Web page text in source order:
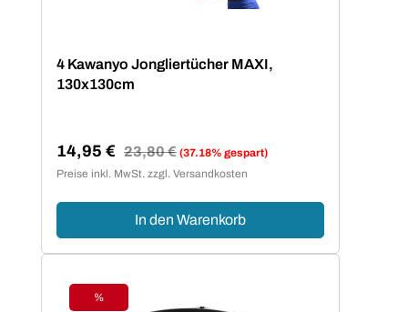
4 Kawanyo Jongliertücher MAXI,
130x130cm
Verkaufspreis:
14,95 € Regulärer Preis:
23,80 € (37.18% gespart)
Preise inkl. MwSt. zzgl. Versandkosten
In den Warenkorb
%